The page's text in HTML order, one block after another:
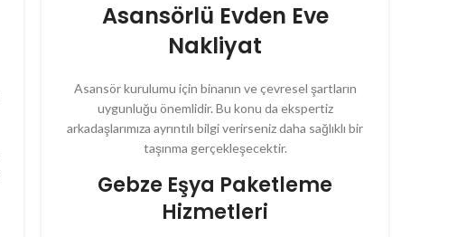
Asansörlü Evden Eve
Nakliyat
Asansör kurulumu için binanın ve çevresel şartların
uygunluğu önemlidir. Bu konu da ekspertiz
arkadaşlarımıza ayrıntılı bilgi verirseniz daha sağlıklı bir
taşınma gerçekleşecektir.
Gebze Eşya Paketleme
Hizmetleri